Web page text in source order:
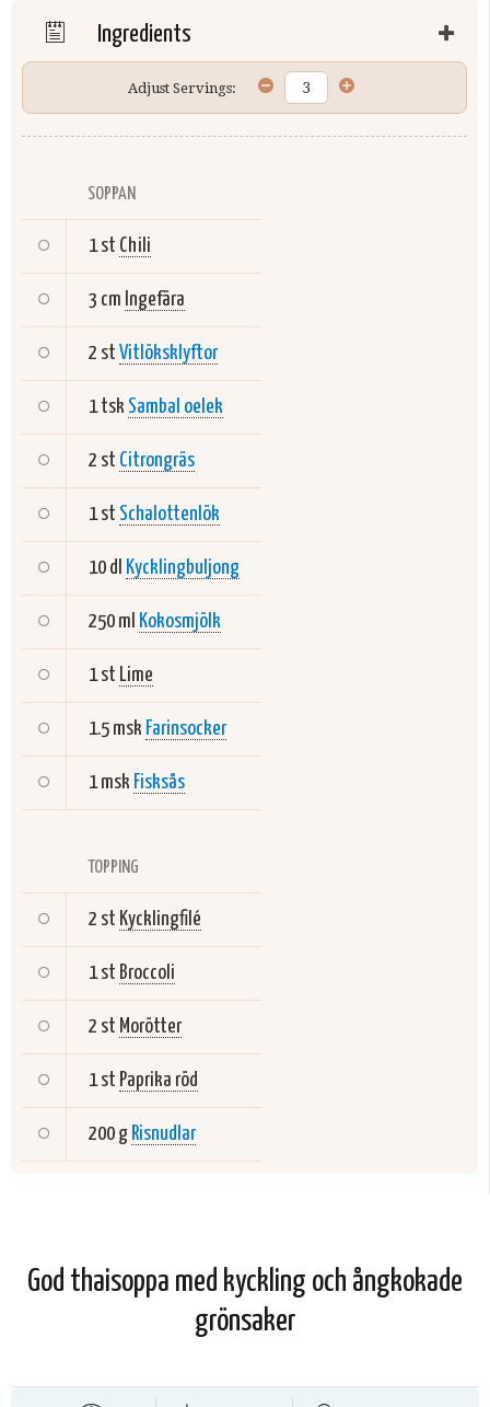
Ingredients
Adjust Servings:
SOPPAN
1 st Chili
3 cm Ingefära
2 st Vitlöksklyftor
1 tsk Sambal oelek
2 st Citrongräs
1 st Schalottenlök
10 dl Kycklingbuljong
250 ml Kokosmjölk
1 st Lime
1.5 msk Farinsocker
1 msk Fisksås
TOPPING
2 st Kycklingfilé
1 st Broccoli
2 st Morötter
1 st Paprika röd
200 g Risnudlar
God thaisoppa med kyckling och ångkokade
grönsaker